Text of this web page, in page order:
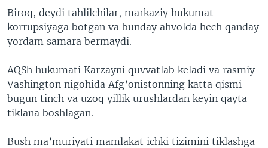
Biroq, deydi tahlilchilar, markaziy hukumat
korrupsiyaga botgan va bunday ahvolda hech qanday
yordam samara bermaydi.
AQSh hukumati Karzayni quvvatlab keladi va rasmiy
Vashington nigohida Afg’onistonning katta qismi
bugun tinch va uzoq yillik urushlardan keyin qayta
tiklana boshlagan.
Bush ma’muriyati mamlakat ichki tizimini tiklashga